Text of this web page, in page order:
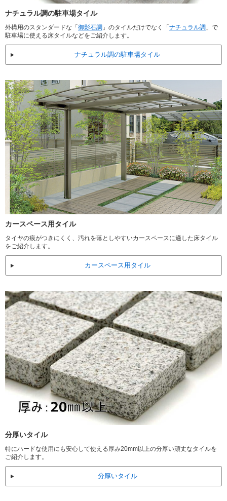
ナチュラル調の駐車場タイル
外構用のスタンダードな「 御影石調 」のタイルだけでなく「 ナチュラル調 」で
駐車場に使える床タイルなどをご紹介します。
ナチュラル調の駐車場タイル
カースペース用タイル
タイヤの痕がつきにくく、汚れを落としやすいカースペースに適した床タイル
をご紹介します。
カースペース用タイル
分厚いタイル
特にハードな使用にも安心して使える厚み20mm以上の分厚い頑丈なタイルを
ご紹介します。
分厚いタイル